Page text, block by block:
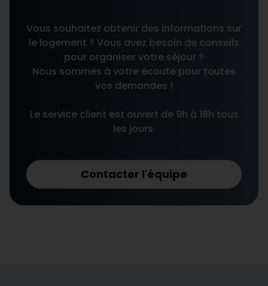
Vous souhaitez obtenir des informations sur
le logement ? Vous avez besoin de conseils
pour organiser votre séjour ?
Nous sommes à votre écoute pour toutes
vos demandes !
Le service client est ouvert de 9h à 18h tous
les jours.
Contacter l'équipe